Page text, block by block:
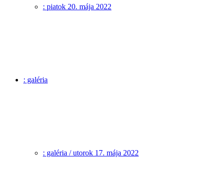
: piatok 20. mája 2022
: galéria
: galéria / utorok 17. mája 2022